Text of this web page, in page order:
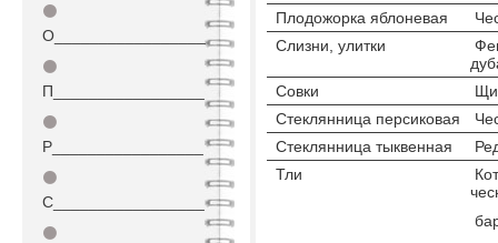
⚫
О_________________
⚫
П_________________
⚫
Р_________________
⚫
С_________________
⚫
Плодожорка яблоневая
Слизни, улитки
Совки
Стеклянница персиковая
Стеклянница тыквенная
Тли